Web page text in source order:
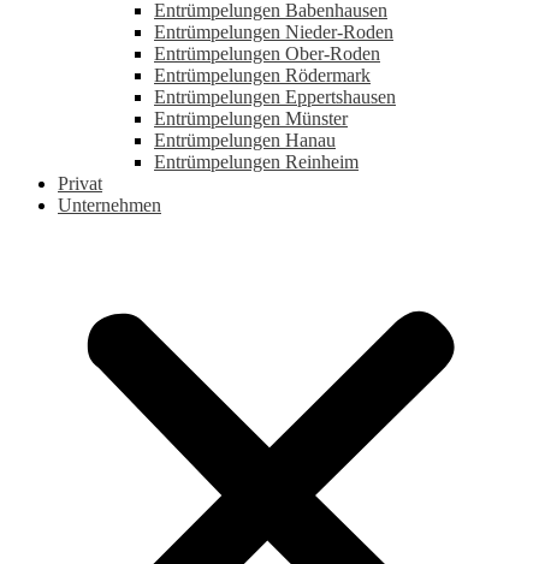
Entrümpelungen Babenhausen
Entrümpelungen Nieder-Roden
Entrümpelungen Ober-Roden
Entrümpelungen Rödermark
Entrümpelungen Eppertshausen
Entrümpelungen Münster
Entrümpelungen Hanau
Entrümpelungen Reinheim
Privat
Unternehmen